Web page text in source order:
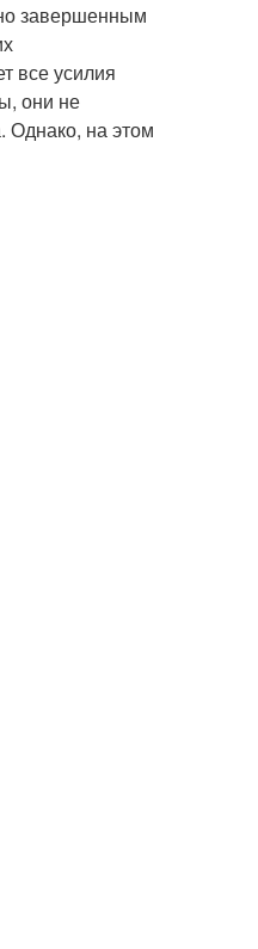
завершенным
все усилия
они не
Однако, на этом